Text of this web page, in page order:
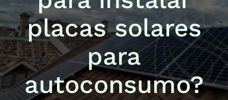
placas solares
para
autoconsumo?